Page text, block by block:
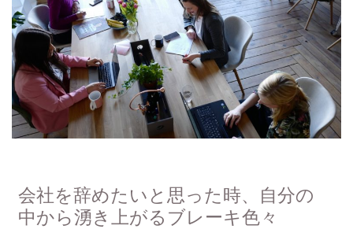
会社を辞めたいと思った時、自分の
中から湧き上がるブレーキ色々